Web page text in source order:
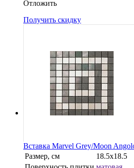
Oтложить
Получить скидку
Вставка Marvel Grey/Moon
Размер, см
18.5x18.5